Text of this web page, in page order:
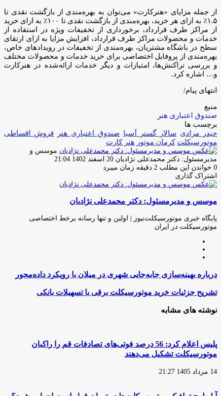
از جمله مزایای «هنرکارت» می‌توان به بهره‌مندی از بازگشت نقدی تا
۱.۵٪ به ازای هر خرید، بهره‌مندی از بازگشت نقدی تا ۱۰۰٪ به ازای خرید
از مراکز طرف قرارداد، برخورداری از تخفیفات ویژه در استفاده از
خدمات و محصولات مراکز طرف قرارداد، افزایش مزایا به ازای ارتقای
سطح در باشگاه مشتریان، بهره‌مندی از تخفیفات در رویدادهای خاص،
بهره‌مندی از پروفایل اختصاصی برای خرید خدمات و محصولات مختلف
و بررسی تراکنش‌ها، امتیازات و دیگر خدمات ارائه‌شده در هنرکارت
و… اشاره کرد.
انتهای پیام/
منبع
صندوق اعتباری هنر
برچسب ها
حیدر مرادی سالار گستر آسیا صندوق اعتباری هنر
فروش اقساطی
موتورسیکلت کرمان موتور هنر کارت
موسس و
مدیرمسئول: دکتر محمدعلی نژادیان ارسال
ایمیل
20 اسفند 1402 21:04
0 خواندن این مطلب 2 دقیقه زمان میبرد
اشتراک گذاری
فیس
توئیتر
لینکدین
واتس
تلگرام
اشتراک
از
ایمیل
چاپ
موسس و مدیرمسئول: دکتر محمدعلی نژادیان
پایگاه خبری موتورسیکلت‌نیوز | اولین و تنها رسانه برخط اختصاصی
موتورسیکلت در ایران
درباره
بهینه‌سازی
جابه‌جایی
شهری
در
میلان
داده‌محور
درباره بهینه‌سازی جابه‌جایی شهری در میلان با رویکرد داده‌محور
تشریح
خرید
موتورسیکلت
تسهیلات
بانکی
تشریح جزئیات خرید موتورسیکلت برقی با تسهیلات بانکی
نوشته های مشابه
پلیس اعلام کرد: 56 درصد فوتی‌های تصادفات قم را راکبان
موتورسیکلت تشکیل می‌دهند
14 مرداد 1405 21:27